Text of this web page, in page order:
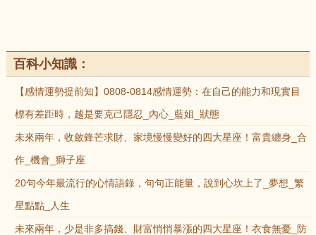
百科小知識：
【感情運勢提前知】0808-0814感情運勢：在自己的能力和現實目
標有差距時，越是要克己隱忍_內心_藍姐_狀態
未來兩年，收斂鋒芒求財、家境慢慢變好的四大星座！富貴纏身_合
作_機會_獅子座
20句今年最流行的心情語錄，句句正能量，說到心坎上了_夢想_繁
星點點_人生
未來兩年，少是非多搞錢、財富悄悄暴漲的四大星座！衣食無憂_防